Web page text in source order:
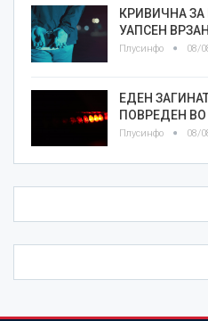
КРИВИЧНА
УАПСЕН
Плусинфо 08/
ЕДЕН
ПОВРЕДЕН
Плусинфо 08/